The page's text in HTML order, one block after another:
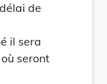
de
il sera
seront